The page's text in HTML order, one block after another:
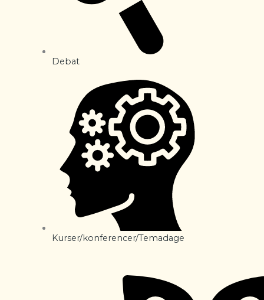
Debat
Kurser/konferencer/Temadage